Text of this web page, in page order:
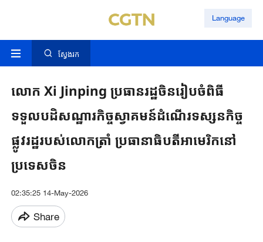
Language
ស្វែងរក
លោក Xi ​Jinping ​ប្រធានរដ្ឋចិន​​រៀបចំពិធី​
ទទួល​បដិសណ្ឋារកិច្ច​ស្វាគមន៍​ដំណើរទស្សនកិច្ច​
ផ្លូវរដ្ឋរបស់​លោកត្រាំ ​ប្រធានាធិបតី​អាមេរិក​​​នៅ
ប្រទេសចិន​
02:35:25 14-May-2026
Share